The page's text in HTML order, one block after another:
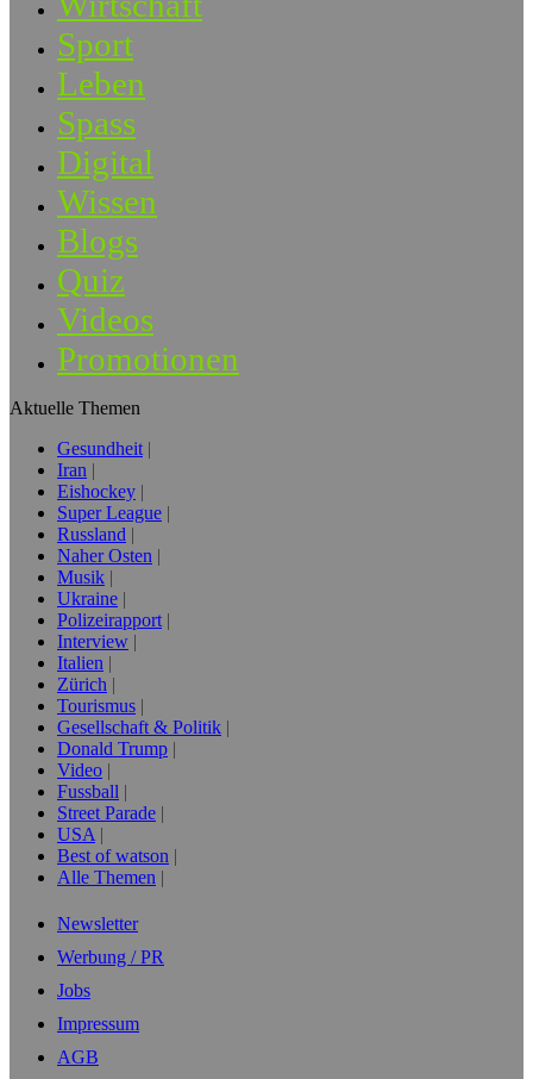
Sport
Leben
Spass
Digital
Wissen
Blogs
Quiz
Videos
Promotionen
Aktuelle Themen
Gesundheit
Iran
Eishockey
Super League
Russland
Naher Osten
Musik
Ukraine
Polizeirapport
Interview
Italien
Zürich
Tourismus
Gesellschaft & Politik
Donald Trump
Video
Fussball
Street Parade
USA
Best of watson
Alle Themen
Newsletter
Werbung / PR
Jobs
Impressum
AGB